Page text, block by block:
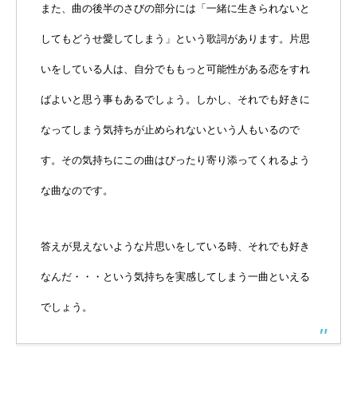
また、曲の後半のさびの部分には「一緒に生きられないと
してもどうせ愛してしまう」という歌詞があります。片思
いをしている人は、自分でももっと可能性がある恋をすれ
ばよいと思う事もあるでしょう。しかし、それでも好きに
なってしまう気持ちが止められないという人もいるので
す。その気持ちにこの曲はぴったり寄り添ってくれるよう
な曲なのです。
答えが見えないような片思いをしている時、それでも好き
なんだ・・・という気持ちを実感してしまう一曲といえる
でしょう。